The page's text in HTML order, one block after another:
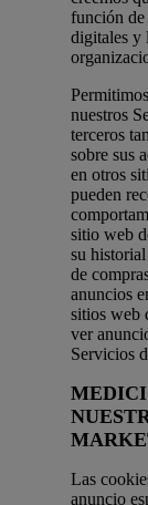
función de
digitales y
nuestros
terceros
sobre sus
en otros
pueden
sitio web
su
de
anuncios
sitios web
ver
Servicios
Las
anuncio